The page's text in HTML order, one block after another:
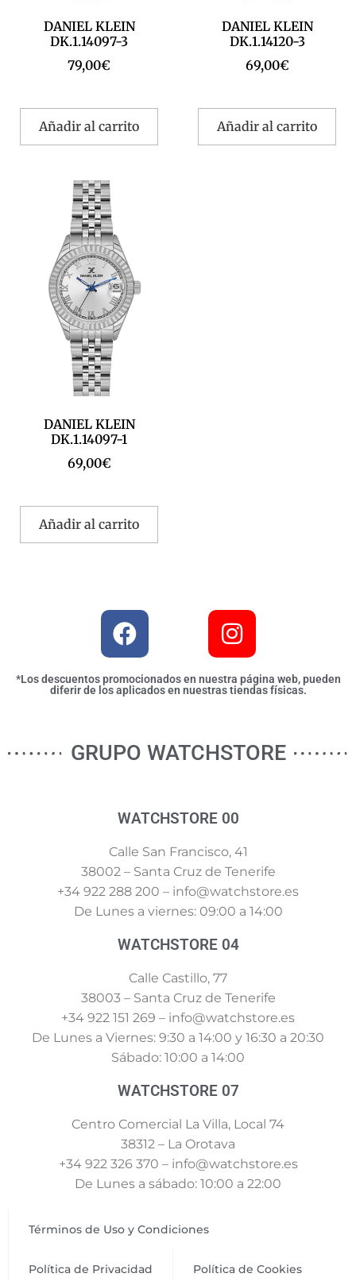
DANIEL KLEIN
DK.1.14097-3
79,00€
Añadir al carrito
DANIEL KLEIN
DK.1.14120-3
69,00€
Añadir al carrito
DANIEL KLEIN
DK.1.14097-1
69,00€
Añadir al carrito
*Los descuentos promocionados en nuestra página web, pueden
diferir de los aplicados en nuestras tiendas físicas.
GRUPO WATCHSTORE
WATCHSTORE 00
Calle San Francisco, 41
38002 – Santa Cruz de Tenerife
+34 922 288 200 – info@watchstore.es
De Lunes a viernes: 09:00 a 14:00
WATCHSTORE 04
Calle Castillo, 77
38003 – Santa Cruz de Tenerife
+34 922 151 269 – info@watchstore.es
De Lunes a Viernes: 9:30 a 14:00 y 16:30 a 20:30
Sábado: 10:00 a 14:00
WATCHSTORE 07
Centro Comercial La Villa, Local 74
38312 – La Orotava
+34 922 326 370 – info@watchstore.es
De Lunes a sábado: 10:00 a 22:00
Términos de Uso y Condiciones
Política de Privacidad Política de Cookies